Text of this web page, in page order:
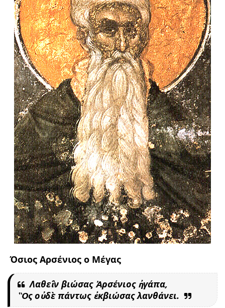
Όσιος Αρσένιος ο Μέγας
Λαθεῖν βιώσας Ἀρσένιος ἠγάπα,
Ὃς οὐδὲ πάντως ἐκβιώσας λανθάνει.